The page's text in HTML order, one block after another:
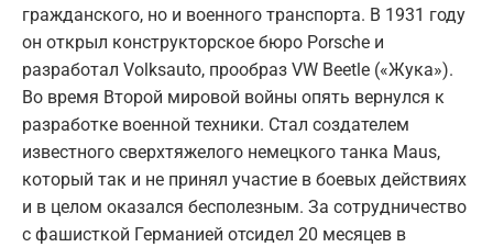
гражданского, но и военного транспорта. В 1931 году
он открыл конструкторское бюро Porsche и
разработал Volksauto, прообраз VW Beetle («Жука»).
Во время Второй мировой войны опять вернулся к
разработке военной техники. Стал создателем
известного сверхтяжелого немецкого танка Maus,
который так и не принял участие в боевых действиях
и в целом оказался бесполезным. За сотрудничество
с фашисткой Германией отсидел 20 месяцев в